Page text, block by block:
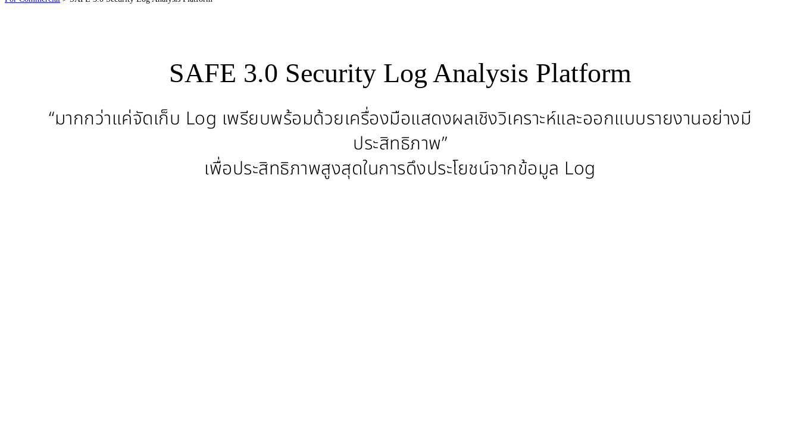
SAFE 3.0 Security Log Analysis Platform
“มากกว่าแค่จัดเก็บ Log เพรียบพร้อมด้วยเครื่องมือแสดงผลเชิงวิเคราะห์และออกแบบรายงานอย่างมี
ประสิทธิภาพ”
เพื่อประสิทธิภาพสูงสุดในการดึงประโยชน์จากข้อมูล Log